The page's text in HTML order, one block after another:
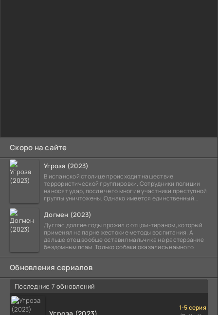
Скоро на сайте
Угроза (2023)
В испанской столице происходит нашествие
террористической группировки. Сотрудники полиции
наносят удар, после чего многие участники преступной
группы уничтожены. Однако имеется единственный
Догмен (2023)
Дуглас долгие годы прожил с отцом-тираном, который
применял на парне жестокие методы воспитания. А
дальше отец вообще оставил мальчика на растерзание
бездомным псам. Только собаки оказались намного
Обновления сериалов
Последние 7 обновлений
1-5 серия